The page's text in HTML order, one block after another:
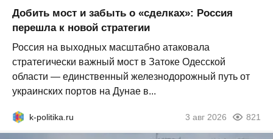
Добить мост и забыть о «сделках»: Россия
перешла к новой стратегии
Россия на выходных масштабно атаковала
стратегически важный мост в Затоке Одесской
области — единственный железнодорожный путь от
украинских портов на Дунае в...
k-politika.ru 3 авг 2026 821